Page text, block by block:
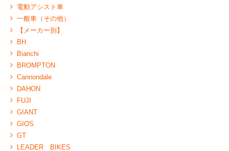
電動アシスト車
一般車（その他）
【メーカー別】
BH
Bianchi
BROMPTON
Cannondale
DAHON
FUJI
GIANT
GIOS
GT
LEADER BIKES